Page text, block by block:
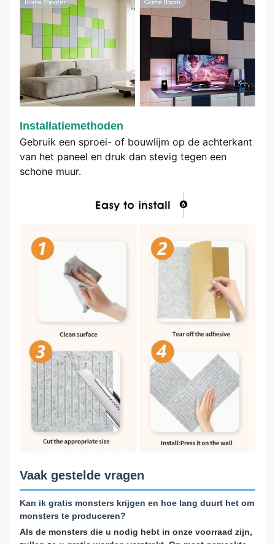
Installatiemethoden
Gebruik een sproei- of bouwlijm op de achterkant
van het paneel en druk dan stevig tegen een
schone muur.
Vaak gestelde vragen
Kan ik gratis monsters krijgen en hoe lang duurt het om
monsters te produceren?
Als de monsters die u nodig hebt in onze voorraad zijn,